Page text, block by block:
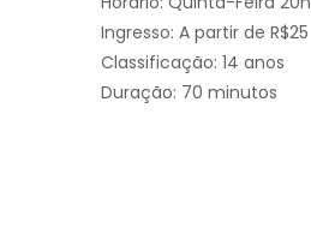
Ingresso: A partir de R$25
Classificação: 14 anos
Duração: 70 minutos